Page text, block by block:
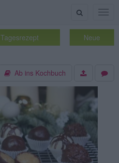
Suche
Tagesrezept Neue
Ab ins Kochbuch